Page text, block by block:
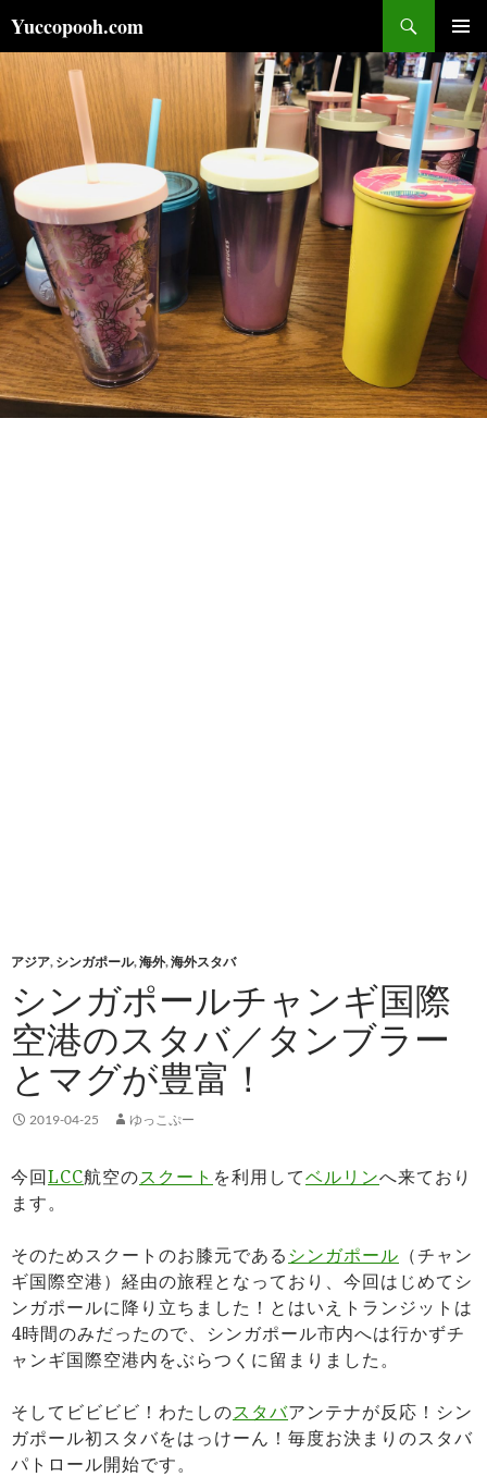
ン
テ
ン
へ
ス
キ
Yuccopooh.com
索
メインメ
ニュー
アジア, シンガポール,海外,海外スタバ
シンガポールチャンギ国際
空港のスタバ／タンブラー
とマグが豊富！
2019-04-25 ゆっこぷー
今回LCC航空のスクート を利用してベルリンへ来ており
ます。
そのためスクートのお膝元である シンガポール （チャン
ギ国際空港）経由の旅程となっており、今回はじめてシ
ンガポールに降り立ちました！とはいえトランジットは
4時間のみだったので、シンガポール市内へは行かずチ
ャンギ国際空港内をぶらつくに留まりました。
そしてビビビビ！わたしのスタバアンテナが反応！シン
ガポール初スタバをはっけーん！毎度お決まりのスタバ
パトロール開始です。